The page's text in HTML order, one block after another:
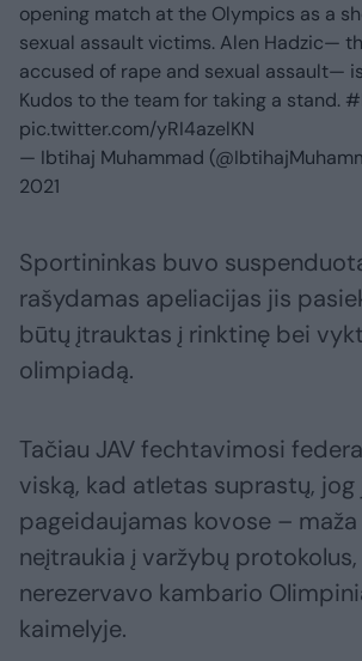
opening match at the Olympics as a
sexual assault victims. Alen Hadzic—
accused of rape and sexual assault—
Kudos to the team for taking a stand.
pic.twitter.com/yRI4azelKN
— Ibtihaj Muhammad
2021
Sportininkas buvo
rašydamas apeliacijas jis
būtų įtrauktas į rinktinę bei
olimpiadą.
Tačiau JAV fechtavimosi
viską, kad atletas suprastų, jog
pageidaujamas kovose –
neįtraukia į varžybų
nerezervavo kambario
kaimelyje.